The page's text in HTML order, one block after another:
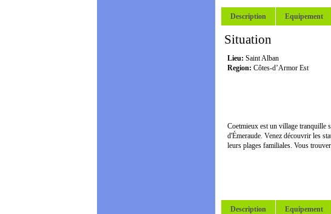
Description Equipement
Situation
Lieu: Saint Alban
Region: Côtes-d’Armor Est
Coetmieux est un village tranquille
d'Émeraude. Venez découvrir les
leurs plages familiales. Vous
Description Equipement